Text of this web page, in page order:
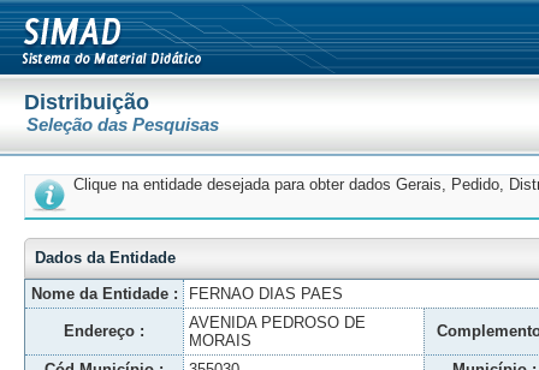
Distribuição
Seleção das Pesquisas
Clique na entidade desejada para obter dados Gerais, Pedido,
Dados da Entidade
Nome da Entidade :
FERNAO DIAS PAES
Endereço :
AVENIDA PEDROSO DE
MORAIS